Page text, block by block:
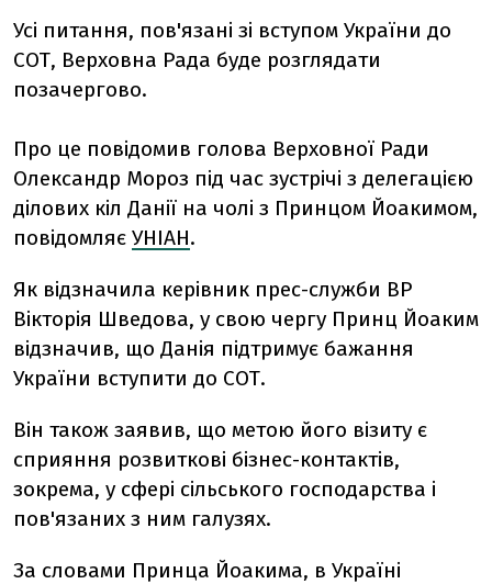
Усі питання, пов'язані зі вступом України до
СОТ, Верховна Рада буде розглядати
позачергово.
Про це повідомив голова Верховної Ради
Олександр Мороз під час зустрічі з делегацією
ділових кіл Данії на чолі з Принцом Йоакимом,
повідомляє УНІАН.
Як відзначила керівник прес-служби ВР
Вікторія Шведова, у свою чергу Принц Йоаким
відзначив, що Данія підтримує бажання
України вступити до СОТ.
Він також заявив, що метою його візиту є
сприяння розвиткові бізнес-контактів,
зокрема, у сфері сільського господарства і
пов'язаних з ним галузях.
За словами Принца Йоакима, в Україні